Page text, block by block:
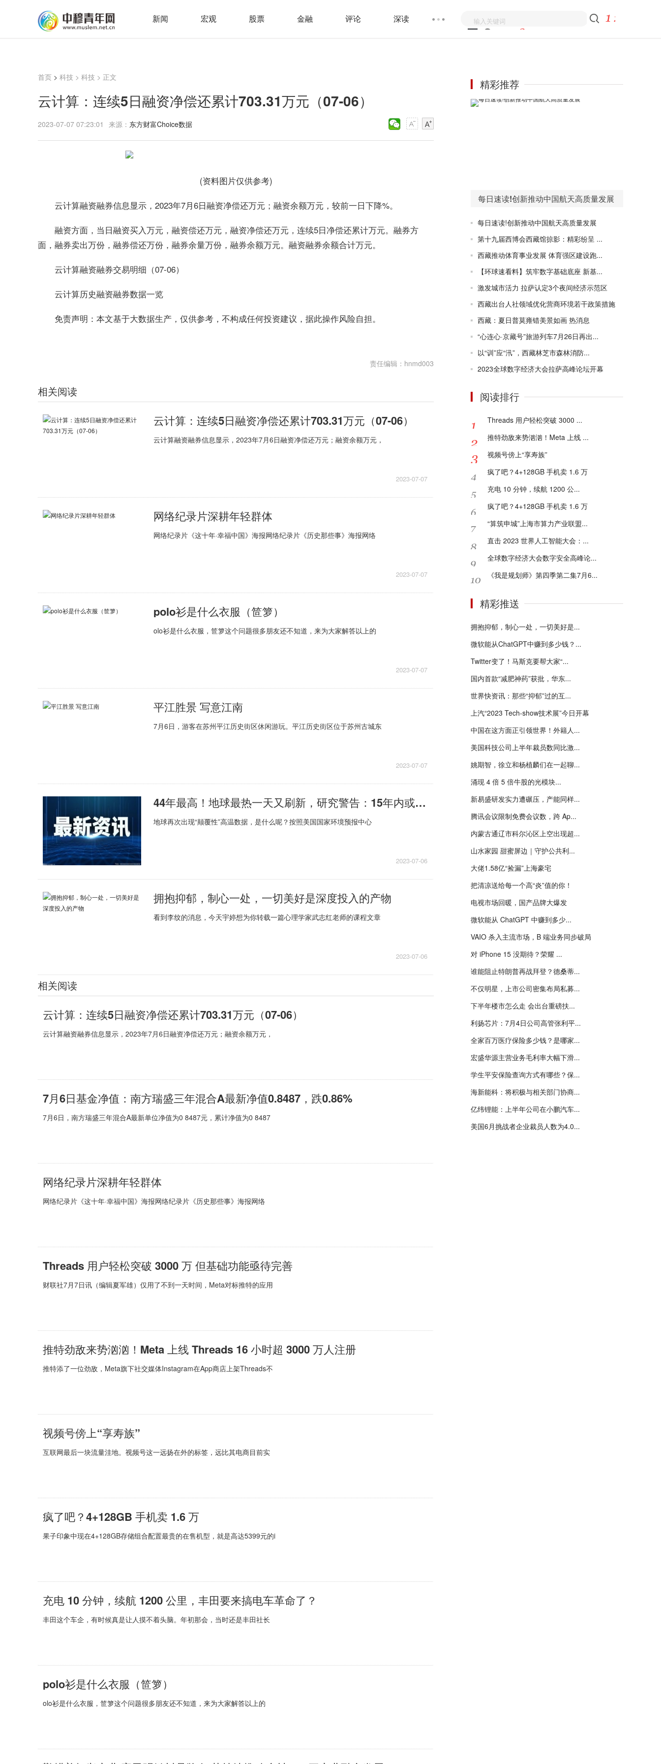
新闻 宏观 股票 金融 评论 深读
首页 > 科技 > 科技 > 正文
云计算：连续5日融资净偿还累计703.31万元（07-06）
2023-07-07 07:23:01 来源： 东方财富Choice数据
(资料图片仅供参考)
云计算融资融券信息显示，2023年7月6日融资净偿还万元；融资余额万元，较前一日下降%。
融资方面，当日融资买入万元，融资偿还万元，融资净偿还万元，连续5日净偿还累计万元。融券方
面，融券卖出万份，融券偿还万份，融券余量万份，融券余额万元。融资融券余额合计万元。
云计算融资融券交易明细（07-06）
云计算历史融资融券数据一览
免责声明：本文基于大数据生产，仅供参考，不构成任何投资建议，据此操作风险自担。
责任编辑：hnmd003
相关阅读
云计算：连续5日融资净偿还累计703.31万元（07-06）
云计算融资融券信息显示，2023年7月6日融资净偿还万元；融资余额万元，
2023-07-07
网络纪录片深耕年轻群体
网络纪录片《这十年·幸福中国》海报网络纪录片《历史那些事》海报网络
2023-07-07
polo衫是什么衣服（笸箩）
olo衫是什么衣服，笸箩这个问题很多朋友还不知道，来为大家解答以上的
2023-07-07
平江胜景 写意江南
7月6日，游客在苏州平江历史街区休闲游玩。平江历史街区位于苏州古城东
2023-07-07
44年最高！地球最热一天又刷新，研究警告：15年内或现气候临界点
地球再次出现“颠覆性”高温数据，是什么呢？按照美国国家环境预报中心
2023-07-06
拥抱抑郁，制心一处，一切美好是深度投入的产物
看到李纹的消息，今天宇婷想为你转载一篇心理学家武志红老师的课程文章
2023-07-06
相关阅读
云计算：连续5日融资净偿还累计703.31万元（07-06）
云计算融资融券信息显示，2023年7月6日融资净偿还万元；融资余额万元，
7月6日基金净值：南方瑞盛三年混合A最新净值0.8487，跌0.86%
7月6日，南方瑞盛三年混合A最新单位净值为0 8487元，累计净值为0 8487
网络纪录片深耕年轻群体
网络纪录片《这十年·幸福中国》海报网络纪录片《历史那些事》海报网络
Threads 用户轻松突破 3000 万 但基础功能亟待完善
财联社7月7日讯（编辑夏军雄）仅用了不到一天时间，Meta对标推特的应用
推特劲敌来势汹汹！Meta 上线 Threads 16 小时超 3000 万人注册
推特添了一位劲敌，Meta旗下社交媒体Instagram在App商店上架Threads不
视频号傍上“享寿族”
互联网最后一块流量洼地。视频号这一远扬在外的标签，远比其电商目前实
疯了吧？4+128GB 手机卖 1.6 万
果子印象中现在4+128GB存储组合配置最贵的在售机型，就是高达5399元的i
充电 10 分钟，续航 1200 公里，丰田要来搞电车革命了？
丰田这个车企，有时候真是让人摸不着头脑。年初那会，当时还是丰田社长
polo衫是什么衣服（笸箩）
olo衫是什么衣服，笸箩这个问题很多朋友还不知道，来为大家解答以上的
精彩推荐
每日速读!创新推动中国航天高质量发展
每日速读!创新推动中国航天高质量发展
第十九届西博会西藏馆掠影：精彩纷呈 ...
西藏推动体育事业发展 体育强区建设跑...
【环球速看料】筑牢数字基础底座 新基...
激发城市活力 拉萨认定3个夜间经济示范区
西藏出台人社领域优化营商环境若干政策措施
西藏：夏日普莫雍错美景如画 热消息
“心连心·京藏号”旅游列车7月26日再出...
以“训”应“汛”，西藏林芝市森林消防...
2023全球数字经济大会拉萨高峰论坛开幕
阅读排行
Threads 用户轻松突破 3000 ...
推特劲敌来势汹汹！Meta 上线 ...
视频号傍上“享寿族”
疯了吧？4+128GB 手机卖 1.6 万
充电 10 分钟，续航 1200 公...
疯了吧？4+128GB 手机卖 1.6 万
“算筑申城”上海市算力产业联盟...
直击 2023 世界人工智能大会：...
全球数字经济大会数字安全高峰论...
《我是规划师》第四季第二集7月6...
精彩推送
拥抱抑郁，制心一处，一切美好是...
微软能从ChatGPT中赚到多少钱？...
Twitter变了！马斯克要帮大家“...
国内首款“减肥神药”获批，华东...
世界快资讯：那些“抑郁”过的互...
上汽“2023 Tech-show技术展”今日开幕
中国在这方面正引领世界！外籍人...
美国科技公司上半年裁员数同比激...
姚期智，徐立和杨植麟们在一起聊...
涌现 4 倍 5 倍牛股的光模块...
新易盛研发实力遭碾压，产能同样...
腾讯会议限制免费会议数，跨 Ap...
内蒙古通辽市科尔沁区上空出现超...
山水家园 甜蜜屏边｜守护公共利...
大佬1.58亿“捡漏”上海豪宅
把清凉送给每一个高“炎”值的你！
电视市场回暖，国产品牌大爆发
微软能从 ChatGPT 中赚到多少...
VAIO 杀入主流市场，B 端业务同步破局
对 iPhone 15 没期待？荣耀 ...
谁能阻止特朗普再战拜登？德桑蒂...
不仅明星，上市公司密集布局私募...
下半年楼市怎么走 会出台重磅扶...
利扬芯片：7月4日公司高管张利平...
全家百万医疗保险多少钱？是哪家...
宏盛华源主营业务毛利率大幅下滑...
学生平安保险查询方式有哪些？保...
海新能科：将积极与相关部门协商...
亿纬锂能：上半年公司在小鹏汽车...
美国6月挑战者企业裁员人数为4.0...